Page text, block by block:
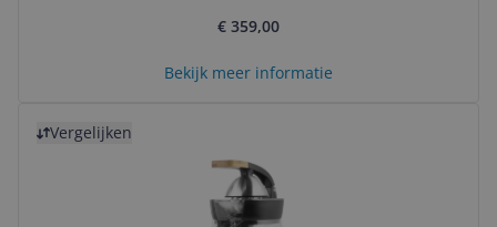
€ 359,00
Bekijk meer informatie
Vergelijken